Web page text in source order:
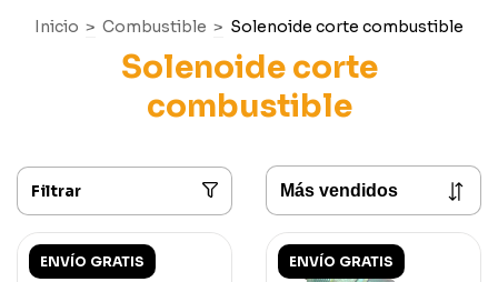
Inicio > Combustible > Solenoide corte combustible
Solenoide corte
combustible
Filtrar
ENVÍO GRATIS ENVÍO GRATIS